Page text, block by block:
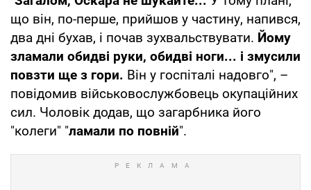
що він, по-перше, прийшов у частину, напився,
два дні бухав, і почав зухвальствувати. Йому
зламали обидві руки, обидві ноги... і змусили
повзти ще з гори. Він у госпіталі надовго", –
повідомив військовослужбовець окупаційних
сил. Чоловік додав, що загарбника його
"колеги" "ламали по повній".